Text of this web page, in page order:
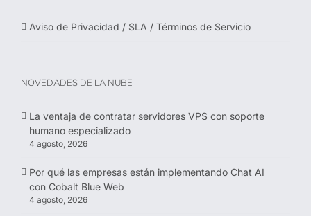
Aviso de Privacidad / SLA / Términos de Servicio
NOVEDADES DE LA NUBE
La ventaja de contratar servidores VPS con soporte
humano especializado
4 agosto, 2026
Por qué las empresas están implementando Chat AI
con Cobalt Blue Web
4 agosto, 2026